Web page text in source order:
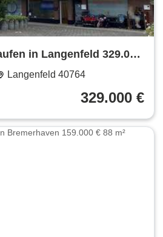
in Langenfeld 329.000
Langenfeld 40764
329.000 €